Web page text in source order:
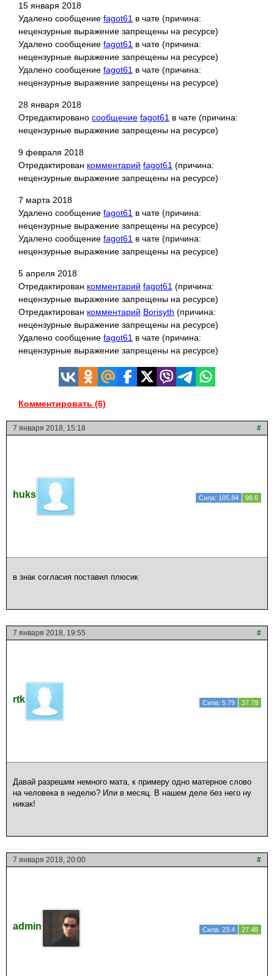
15 января 2018
Удалено сообщение fagot61 в чате (причина:
нецензурные выражение запрещены на ресурсе)
Удалено сообщение fagot61 в чате (причина:
нецензурные выражение запрещены на ресурсе)
Удалено сообщение fagot61 в чате (причина:
нецензурные выражение запрещены на ресурсе)
28 января 2018
Отредактировано сообщение fagot61 в чате (причина:
нецензурные выражение запрещены на ресурсе)
9 февраля 2018
Отредактирован комментарий fagot61 (причина:
нецензурные выражение запрещены на ресурсе)
7 марта 2018
Удалено сообщение fagot61 в чате (причина:
нецензурные выражение запрещены на ресурсе)
Удалено сообщение fagot61 в чате (причина:
нецензурные выражение запрещены на ресурсе)
5 апреля 2018
Отредактирован комментарий fagot61 (причина:
нецензурные выражение запрещены на ресурсе)
Отредактирован комментарий Borisyth (причина:
нецензурные выражение запрещены на ресурсе)
Удалено сообщение fagot61 в чате (причина:
нецензурные выражение запрещены на ресурсе)
Комментировать (6)
7 января 2018, 15:18 #
huks Сила: 105.84 98.6
в знак согласия поставил плюсик
7 января 2018, 19:55 #
rtk Сила: 5.79 37.79
Давай разрешим немного мата, к примеру одно матерное слово
на человека в неделю? Или в месяц. В нашем деле без него ну
никак!
7 января 2018, 20:00 #
admin Сила: 23.4 27.48